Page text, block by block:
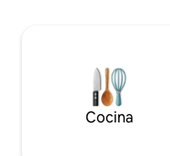
Cocina